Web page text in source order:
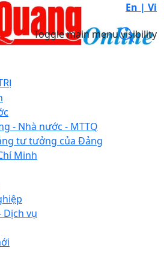
En | Vi
Toggle main menu visibility
- Nhà nước - MTTQ
tư tưởng của Đảng
Minh
Dịch vụ